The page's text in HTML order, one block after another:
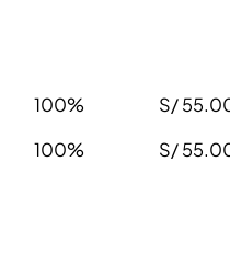
100%
S/
100% S/